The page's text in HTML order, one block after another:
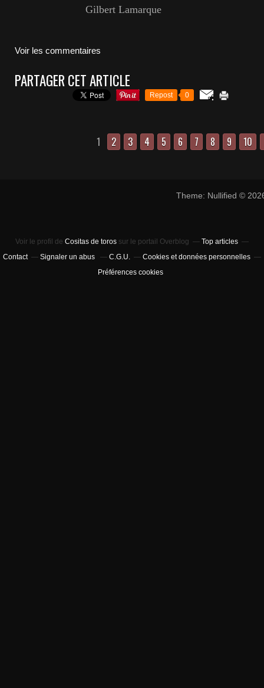
Gilbert Lamarque
Voir les commentaires
PARTAGER CET ARTICLE
Repost 0
1 2 3 4 5 6 7 8 9 10
Theme: Nullified ©
Voir le profil de Cositas de toros sur le portail Overblog
Top articles
Contact
Signaler un abus C.G.U.
Cookies et données personnelles
Préférences cookies